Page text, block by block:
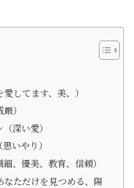
してます、美、）
）
深い愛）
いやり）
、優美、教育、信頼）
ただけを見つめる、陽